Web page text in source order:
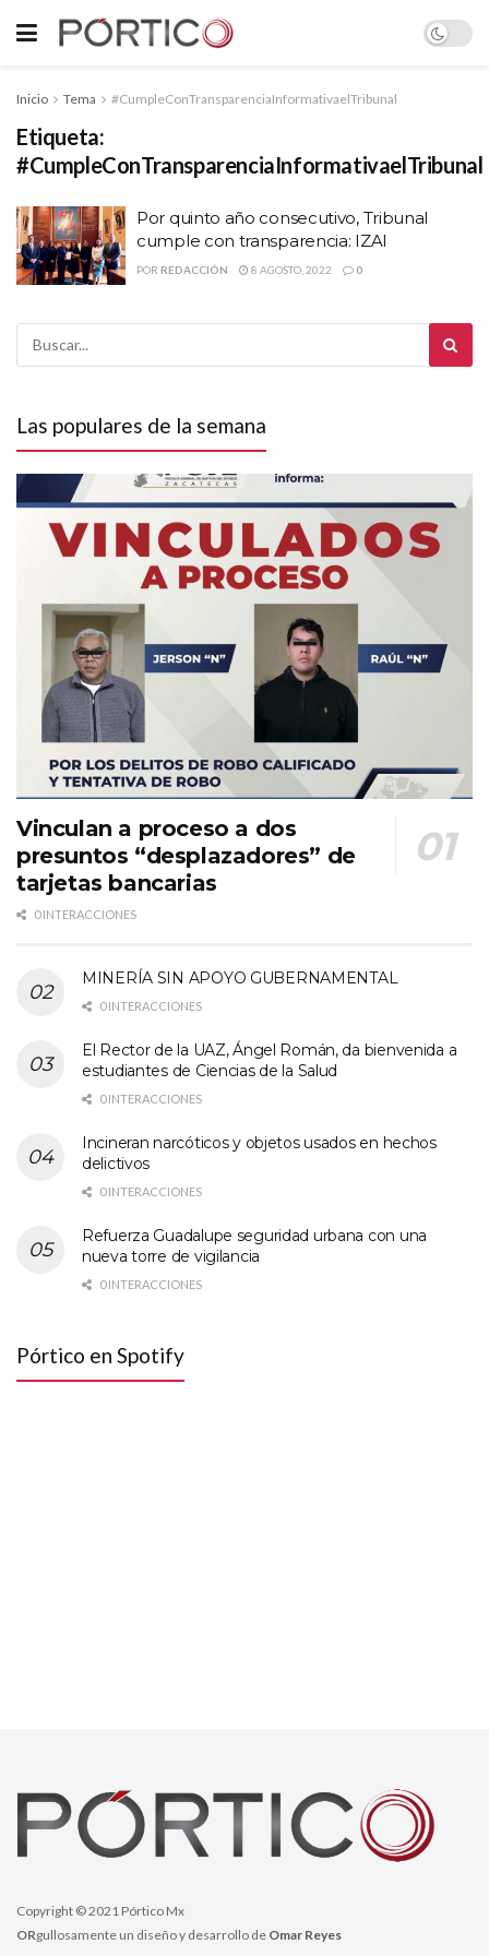
Inicio Tema #CumpleConTransparenciaInformativaelTribunal
Etiqueta:
#CumpleConTransparenciaInformativaelTribunal
Por quinto año consecutivo, Tribunal
cumple con transparencia: IZAI
POR REDACCIÓN 8 AGOSTO, 2022 0
Las populares de la semana
Vinculan a proceso a dos
presuntos “desplazadores” de
tarjetas bancarias
0 INTERACCIONES
MINERÍA SIN APOYO GUBERNAMENTAL
0 INTERACCIONES
El Rector de la UAZ, Ángel Román, da bienvenida a
estudiantes de Ciencias de la Salud
0 INTERACCIONES
Incineran narcóticos y objetos usados en hechos
delictivos
0 INTERACCIONES
Refuerza Guadalupe seguridad urbana con una
nueva torre de vigilancia
0 INTERACCIONES
Pórtico en Spotify
Copyright © 2021 Pórtico Mx
ORgullosamente un diseño y desarrollo de Omar Reyes